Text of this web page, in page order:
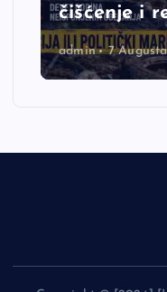
čišćenje i
admin 7